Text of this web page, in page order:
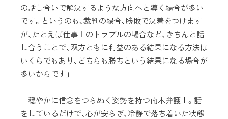
の話し合いで解決するような方向へと導く場合が多い
です。というのも、裁判の場合、勝敗で決着をつけます
が、たとえば仕事上のトラブルの場合など、きちんと話
し合うことで、双方ともに利益のある結果になる方法は
いくらでもあり、どちらも勝ちという結果になる場合が
多いからです」
穏やかに信念をつらぬく姿勢を持つ南木弁護士。話
をしているだけで、心が安らぎ、冷静で落ち着いた状態